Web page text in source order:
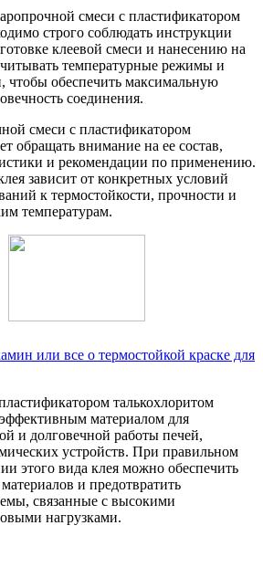
смеси с пластификатором
строго соблюдать инструкции
клеевой смеси и нанесению на
температурные режимы и
чтобы обеспечить максимальную
соединения.
смеси с пластификатором
обращать внимание на ее состав,
и рекомендации по применению.
зависит от конкретных условий
к термостойкости, прочности и
температурам.
или все о термостойкой краске для
талькохлоритом
материалом для
и долговечной работы печей,
устройств. При правильном
этого вида клея можно обеспечить
и предотвратить
связанные с высокими
нагрузками.